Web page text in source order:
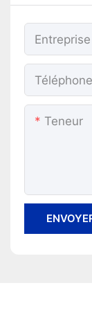
Entreprise
Teneur